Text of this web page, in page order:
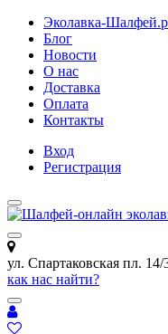
Эколавка-
Блог
Новости
О нас
Доставка
Оплата
Контакты
Вход
Регистрация
ул. Спартаковская пл. 14/
как нас найти?